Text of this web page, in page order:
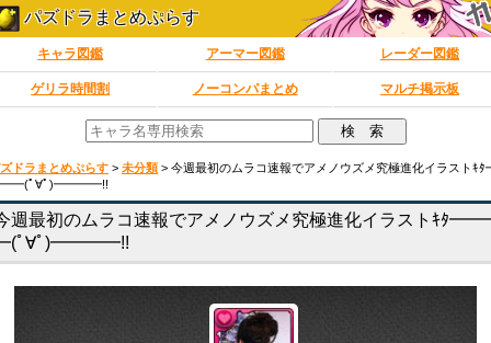
パズドラまとめぷらす
キャラ図鑑 アーマー図鑑 レーダー図鑑
ゲリラ時間割 ノーコンパまとめ マルチ掲示板
ドラまとめぷらす > 未分類 > 今週最初のムラコ速報でアメノウズメ究極進化イラストｷ
ﾟ∀ﾟ)━━━━!!
週最初のムラコ速報でアメノウズメ究極進化イラストｷﾀ
ﾟ∀ﾟ)━━━━!!